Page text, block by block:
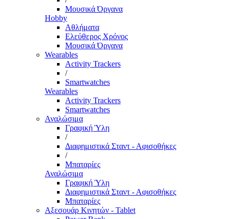
Μουσικά Όργανα
Hobby
Αθλήματα
Ελεύθερος Χρόνος
Μουσικά Όργανα
Wearables
Activity Trackers
/
Smartwatches
Wearables
Activity Trackers
Smartwatches
Αναλώσιμα
Γραφική Ύλη
/
Διαφημιστικά Σταντ - Αφισοθήκες
/
Μπαταρίες
Αναλώσιμα
Γραφική Ύλη
Διαφημιστικά Σταντ - Αφισοθήκες
Μπαταρίες
Αξεσουάρ Κινητών - Tablet